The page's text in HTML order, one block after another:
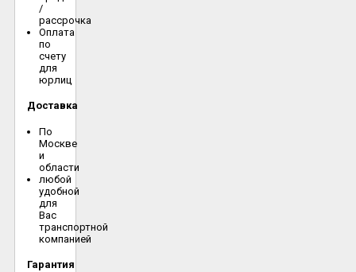
/
рассрочка
Оплата
по
счету
для
юрлиц
Доставка
По
Москве
и
области
любой
удобной
для
Вас
транспортной
компанией
Гарантия